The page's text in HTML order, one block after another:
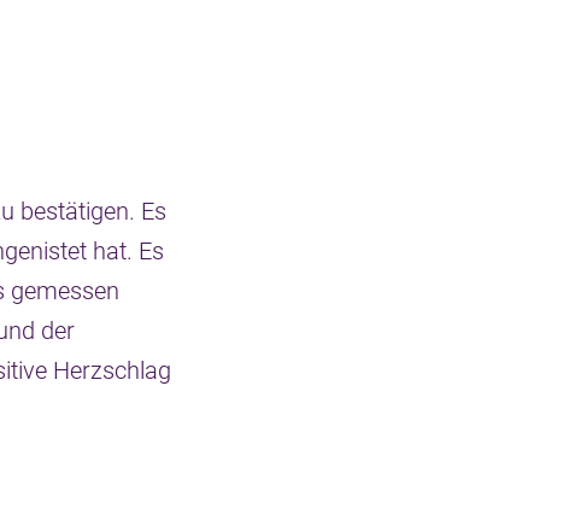
bestätigen. Es
hat. Es
gemessen
der
Herzschlag